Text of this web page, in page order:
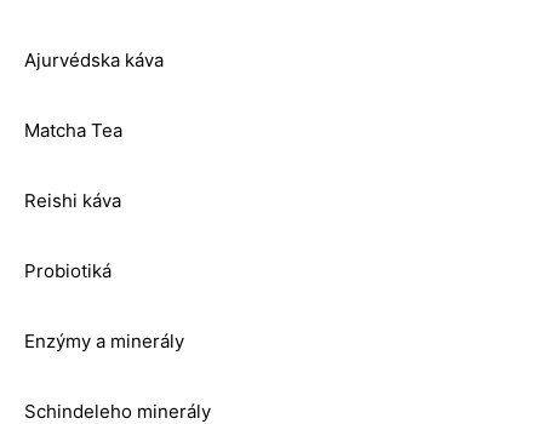
Ajurvédska káva
Matcha Tea
Reishi káva
Probiotiká
Enzýmy a minerály
Schindeleho minerály